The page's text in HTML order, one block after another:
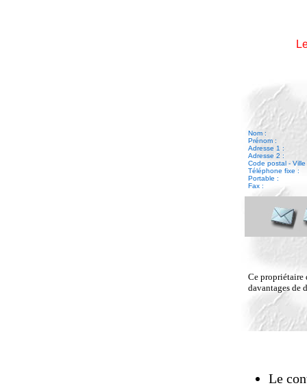
Nom :
Prénom :
Adresse 1 :
Adresse 2 :
Code postal - Ville
Téléphone fixe :
Portable :
Fax :
Ce propriétaire
davantages de
Le